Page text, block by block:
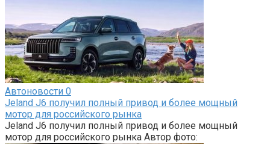
Автоновости 0
Jeland J6 получил полный привод и более мощный
мотор для российского рынка
Jeland J6 получил полный привод и более мощный
мотор для российского рынка Автор фото: